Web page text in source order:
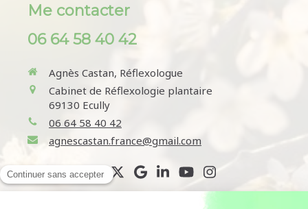
Me contacter
06 64 58 40 42
Agnès Castan, Réflexologue
Cabinet de Réflexologie plantaire
69130 Ecully
06 64 58 40 42
agnescastan.france@gmail.com